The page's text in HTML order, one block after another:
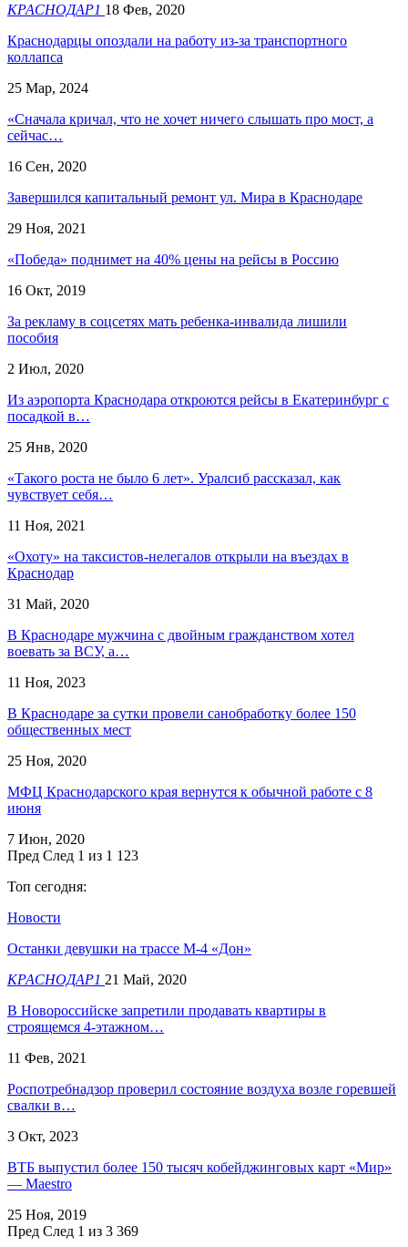
КРАСНОДАР1 18 Фев, 2020
Краснодарцы опоздали на работу из-за транспортного
коллапса
25 Мар, 2024
«Сначала кричал, что не хочет ничего слышать про мост, а
сейчас…
16 Сен, 2020
Завершился капитальный ремонт ул. Мира в Краснодаре
29 Ноя, 2021
«Победа» поднимет на 40% цены на рейсы в Россию
16 Окт, 2019
За рекламу в соцсетях мать ребенка-инвалида лишили
пособия
2 Июл, 2020
Из аэропорта Краснодара откроются рейсы в Екатеринбург с
посадкой в…
25 Янв, 2020
«Такого роста не было 6 лет». Уралсиб рассказал, как
чувствует себя…
11 Ноя, 2021
«Охоту» на таксистов-нелегалов открыли на въездах в
Краснодар
31 Май, 2020
​В Краснодаре мужчина с двойным гражданством хотел
воевать за ВСУ, а…
11 Ноя, 2023
В Краснодаре за сутки провели санобработку более 150
общественных мест
25 Ноя, 2020
МФЦ Краснодарского края вернутся к обычной работе с 8
июня
7 Июн, 2020
Пред След 1 из 1 123
Топ сегодня:
Новости
Останки девушки на трассе М-4 «Дон»
КРАСНОДАР1 21 Май, 2020
В Новороссийске запретили продавать квартиры в
строящемся 4-этажном…
11 Фев, 2021
Роспотребнадзор проверил состояние воздуха возле горевшей
свалки в…
3 Окт, 2023
ВТБ выпустил более 150 тысяч кобейджинговых карт «Мир»
— Maestro
25 Ноя, 2019
Пред След 1 из 3 369